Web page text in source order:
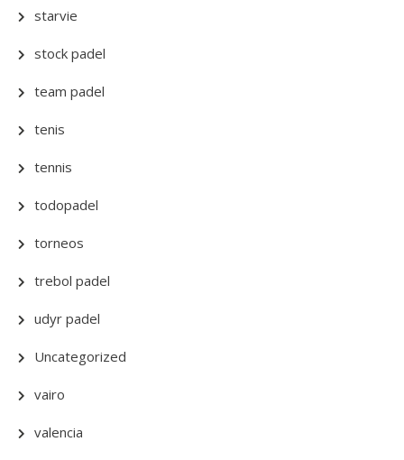
starvie
stock padel
team padel
tenis
tennis
todopadel
torneos
trebol padel
udyr padel
Uncategorized
vairo
valencia